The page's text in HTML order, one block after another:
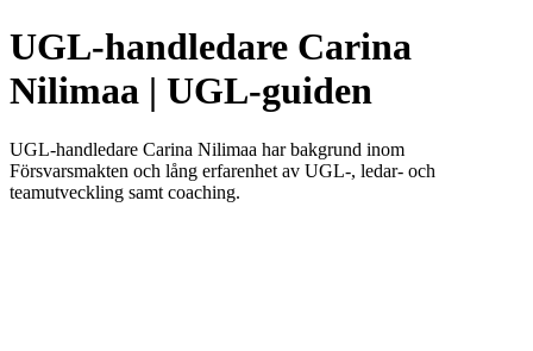
UGL-handledare Carina
Nilimaa | UGL-guiden
UGL-handledare Carina Nilimaa har bakgrund inom
Försvarsmakten och lång erfarenhet av UGL-, ledar- och
teamutveckling samt coaching.